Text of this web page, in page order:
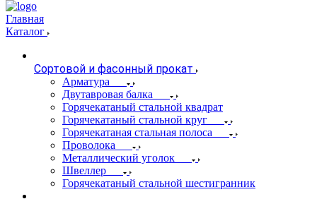
Главная
Каталог
Сортовой и фасонный прокат
Арматура
Двутавровая балка
Горячекатаный стальной квадрат
Горячекатаный стальной круг
Горячекатаная стальная полоса
Проволока
Металлический уголок
Швеллер
Горячекатаный стальной шестигранник